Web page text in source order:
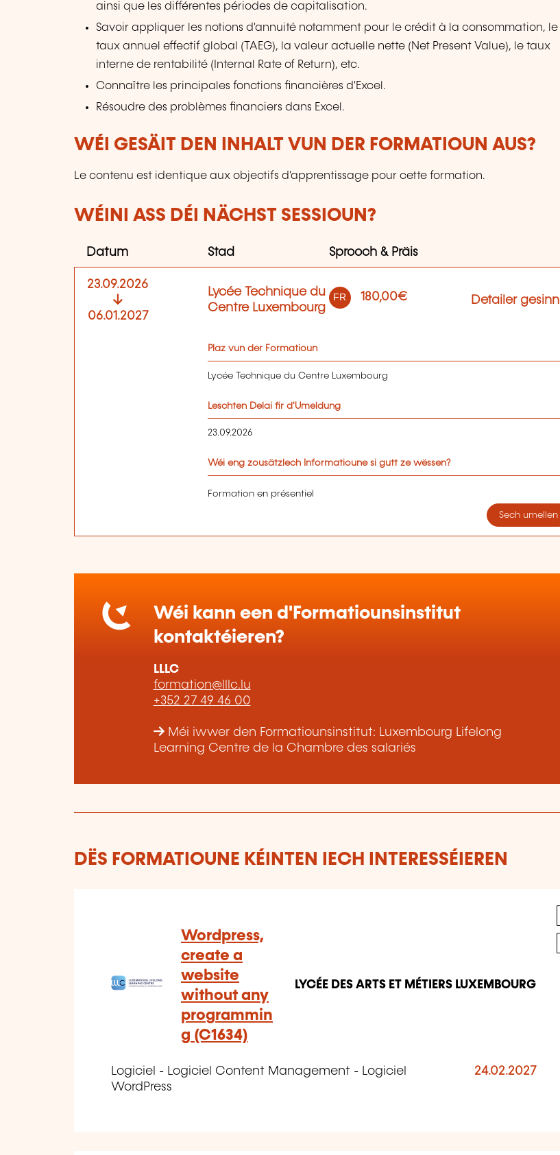
ainsi que les différentes périodes de capitalisation.
Savoir appliquer les notions d'annuité notamment pour le crédit à la consommation, le
taux annuel effectif global (TAEG), la valeur actuelle nette (Net Present Value), le taux
interne de rentabilité (Internal Rate of Return), etc.
Connaître les principales fonctions financières d'Excel.
Résoudre des problèmes financiers dans Excel.
WÉI GESÄIT DEN INHALT VUN DER FORMATIOUN AUS?
Le contenu est identique aux objectifs d'apprentissage pour cette formation.
WÉINI ASS DÉI NÄCHST SESSIOUN?
Datum Stad Sprooch & Präis
23.09.2026
06.01.2027
Lycée Technique du
Centre Luxembourg
FR 180,00€ Detailer gesinn
Plaz vun der Formatioun
Lycée Technique du Centre Luxembourg
Leschten Delai fir d'Umeldung
23.09.2026
Wéi eng zousätzlech Informatioune si gutt ze wëssen?
Formation en présentiel
Sech umellen
Wéi kann een d'Formatiounsinstitut
kontaktéieren?
LLLC
formation@lllc.lu
+352 27 49 46 00
Méi iwwer den Formatiounsinstitut: Luxembourg Lifelong
Learning Centre de la Chambre des salariés
DËS FORMATIOUNE KÉINTEN IECH INTERESSÉIEREN
Wordpress,
create a
website
without any
programmin
g (C1634)
LYCÉE DES ARTS ET MÉTIERS LUXEMBOURG
Logiciel - Logiciel Content Management - Logiciel
WordPress
24.02.2027